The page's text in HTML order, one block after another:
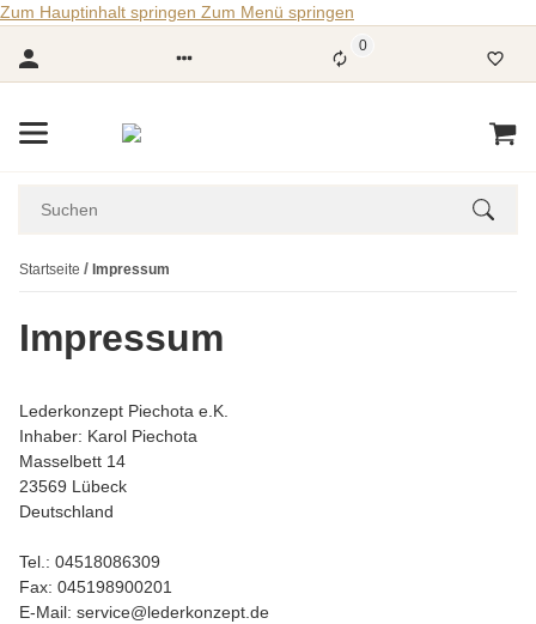
Zum Hauptinhalt springen Zum Menü springen
0
Startseite Impressum
Impressum
Lederkonzept Piechota e.K.
Inhaber: Karol Piechota
Masselbett 14
23569 Lübeck
Deutschland
Tel.: 04518086309
Fax: 045198900201
E-Mail: service@lederkonzept.de